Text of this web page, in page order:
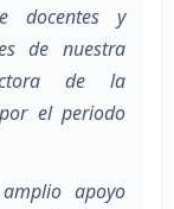
docentes y
de nuestra
de la
el periodo
apoyo